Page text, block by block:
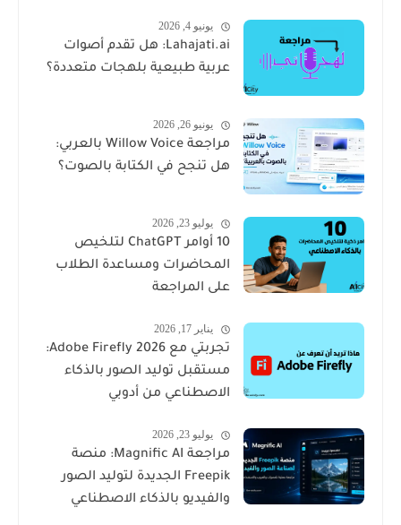
يونيو 4, 2026
Lahajati.ai: هل تقدم أصوات
عربية طبيعية بلهجات متعددة؟
يونيو 26, 2026
مراجعة Willow Voice بالعربي:
هل تنجح في الكتابة بالصوت؟
يوليو 23, 2026
10 أوامر ChatGPT لتلخيص
المحاضرات ومساعدة الطلاب
على المراجعة
يناير 17, 2026
تجربتي مع Adobe Firefly 2026:
مستقبل توليد الصور بالذكاء
الاصطناعي من أدوبي
يوليو 23, 2026
مراجعة Magnific AI: منصة
Freepik الجديدة لتوليد الصور
والفيديو بالذكاء الاصطناعي